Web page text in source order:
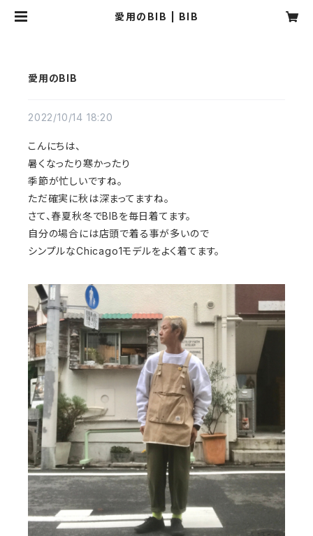
愛用のBIB | BIB
愛用のBIB
2022/10/14 18:20
こんにちは、
暑くなったり寒かったり
季節が忙しいですね。
ただ確実に秋は深まってますね。
さて、春夏秋冬でBIBを毎日着てます。
自分の場合には店頭で着る事が多いので
シンプルなChicago1モデルをよく着てます。